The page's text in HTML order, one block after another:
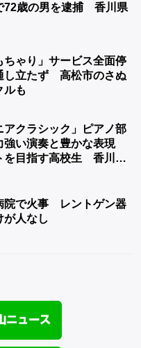
72歳の男を逮捕 香川県
ちゃり」サービス全面停
立たず 高松市のさぬ
ルも
アクラシック」ピアノ部
強い演奏と豊かな表現
目指す高校生 香川
院で火事 レントゲン器
人なし